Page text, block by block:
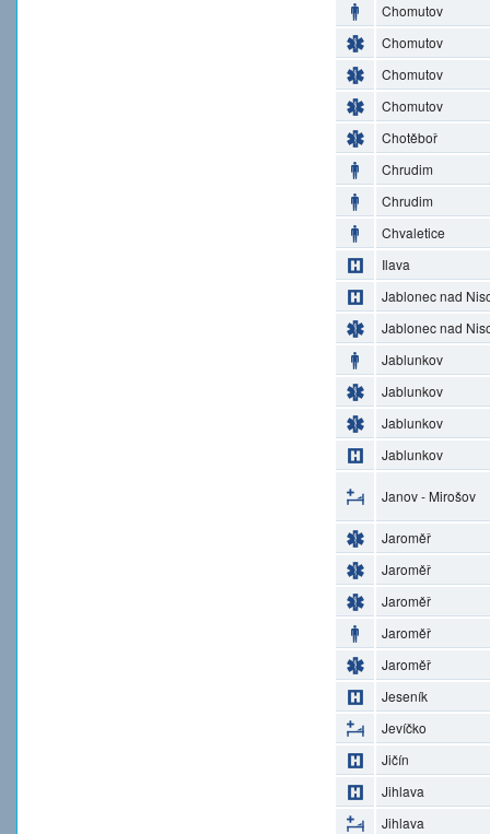
Chomutov
Chomutov
Chomutov
Chomutov
Chotěboř
Chrudim
Chrudim
Chvaletice
Ilava
Jablonec nad
Jablonec nad
Jablunkov
Jablunkov
Jablunkov
Jablunkov
Janov - Mirošov
Jaroměř
Jaroměř
Jaroměř
Jaroměř
Jaroměř
Jeseník
Jevíčko
Jičín
Jihlava
Jihlava